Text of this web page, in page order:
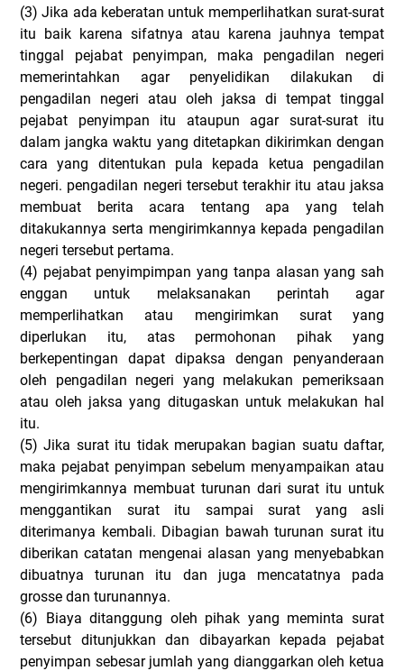
(3) Jika ada keberatan untuk memperlihatkan surat-surat
itu baik karena sifatnya atau karena jauhnya tempat
tinggal pejabat penyimpan, maka pengadilan negeri
memerintahkan agar penyelidikan dilakukan di
pengadilan negeri atau oleh jaksa di tempat tinggal
pejabat penyimpan itu ataupun agar surat-surat itu
dalam jangka waktu yang ditetapkan dikirimkan dengan
cara yang ditentukan pula kepada ketua pengadilan
negeri. pengadilan negeri tersebut terakhir itu atau jaksa
membuat berita acara tentang apa yang telah
ditakukannya serta mengirimkannya kepada pengadilan
negeri tersebut pertama.
(4) pejabat penyimpimpan yang tanpa alasan yang sah
enggan untuk melaksanakan perintah agar
memperlihatkan atau mengirimkan surat yang
diperlukan itu, atas permohonan pihak yang
berkepentingan dapat dipaksa dengan penyanderaan
oleh pengadilan negeri yang melakukan pemeriksaan
atau oleh jaksa yang ditugaskan untuk melakukan hal
itu.
(5) Jika surat itu tidak merupakan bagian suatu daftar,
maka pejabat penyimpan sebelum menyampaikan atau
mengirimkannya membuat turunan dari surat itu untuk
menggantikan surat itu sampai surat yang asli
diterimanya kembali. Dibagian bawah turunan surat itu
diberikan catatan mengenai alasan yang menyebabkan
dibuatnya turunan itu dan juga mencatatnya pada
grosse dan turunannya.
(6) Biaya ditanggung oleh pihak yang meminta surat
tersebut ditunjukkan dan dibayarkan kepada pejabat
penyimpan sebesar jumlah yang dianggarkan oleh ketua